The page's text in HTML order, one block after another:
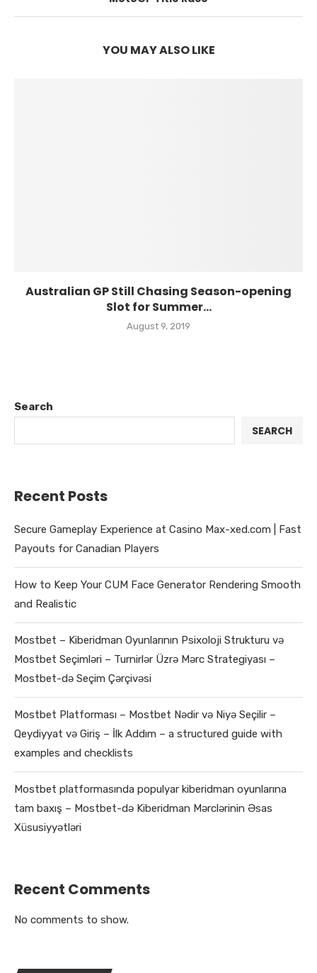
YOU MAY ALSO LIKE
Australian GP Still Chasing Season-opening
Slot for Summer...
August 9, 2019
Search
SEARCH
Recent Posts
Secure Gameplay Experience at Casino Max-xed.com | Fast
Payouts for Canadian Players
How to Keep Your CUM Face Generator Rendering Smooth
and Realistic
Mostbet – Kiberidman Oyunlarının Psixoloji Strukturu və
Mostbet Seçimləri – Turnirlər Üzrə Mərc Strategiyası –
Mostbet-də Seçim Çərçivəsi
Mostbet Platforması – Mostbet Nədir və Niyə Seçilir –
Qeydiyyat və Giriş – İlk Addım – a structured guide with
examples and checklists
Mostbet platformasında populyar kiberidman oyunlarına
tam baxış – Mostbet-də Kiberidman Mərclərinin Əsas
Xüsusiyyətləri
Recent Comments
No comments to show.